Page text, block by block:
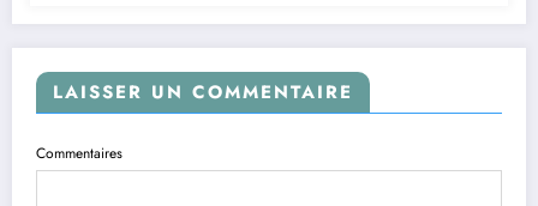
LAISSER UN COMMENTAIRE
Commentaires